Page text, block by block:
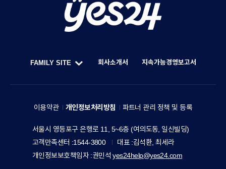
Y
U
R
V
E
R
Y
S
FAMILY SITE
M
L
Y
S
예
24
홀
딩
지속가능경영보고서
회사소개서
이용약관 개인정보처리방침 파트너 관리 정책 및 등록
주
소
서울시 영등포구 은행로 11, 5~6층 (여의도동, 일신빌딩)
고객만족센터
1544-3800 대표 김석환, 최세라
개인정보보호책임자 권민석yes24help@yes24.com